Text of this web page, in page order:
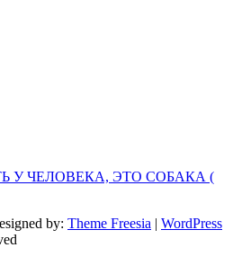
У ЧЕЛОВЕКА, ЭТО СОБАКА (
by: Theme Freesia | WordPress